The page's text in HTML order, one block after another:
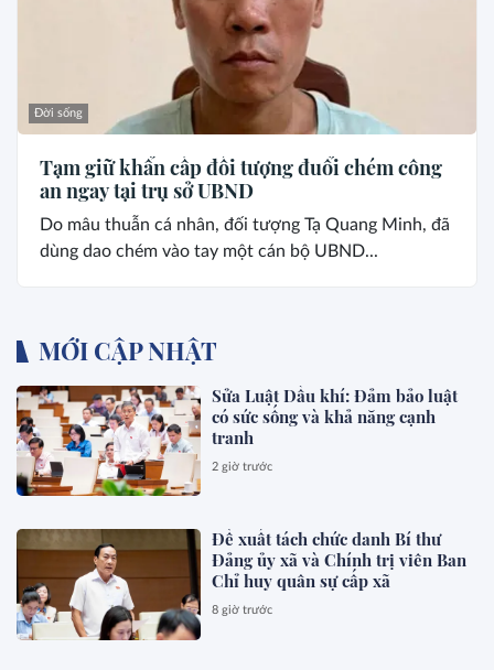
Đời sống
Tạm giữ khẩn cấp đối tượng đuổi chém công
an ngay tại trụ sở UBND
Do mâu thuẫn cá nhân, đối tượng Tạ Quang Minh, đã
dùng dao chém vào tay một cán bộ UBND...
MỚI CẬP NHẬT
Sửa Luật Dầu khí: Đảm bảo luật
có sức sống và khả năng cạnh
tranh
2 giờ trước
Đề xuất tách chức danh Bí thư
Đảng ủy xã và Chính trị viên Ban
Chỉ huy quân sự cấp xã
8 giờ trước